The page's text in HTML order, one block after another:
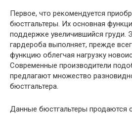
Первое, что рекомендуется
бюстгальтеры. Их основная
поддержке увеличившийся груди.
гардероба выполняет, прежде
функцию облегчая нагрузку
Современные производители
предлагают множество
бюстгальтера.
Данные бюстгальтеры продаются